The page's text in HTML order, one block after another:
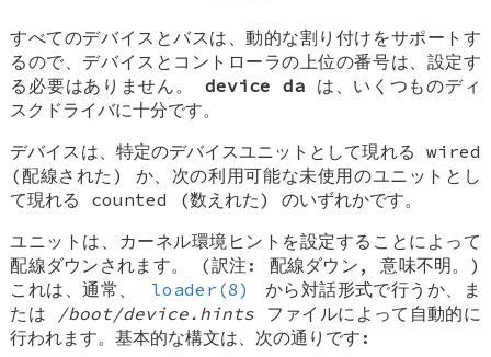
すべてのデバイスとバスは、動的な割り付けをサポートす
るので、デバイスとコントローラの上位の番号は、設定す
る必要はありません。device da は、いくつものディ
スクドライバに十分です。
デバイスは、特定のデバイスユニットとして現れる wired
(配線された) か、次の利用可能な未使用のユニットとし
て現れる counted
(数えれた) のいずれかです。
ユニットは、カーネル環境ヒントを設定することによって
配線ダウンされます。 (訳注: 配線ダウン, 意味不明。)
これは、通常、
loader(8)
から対話形式で行うか、ま
たは /boot/device.hints ファイルによって自動的に
行われます。基本的な構文は、次の通りです: